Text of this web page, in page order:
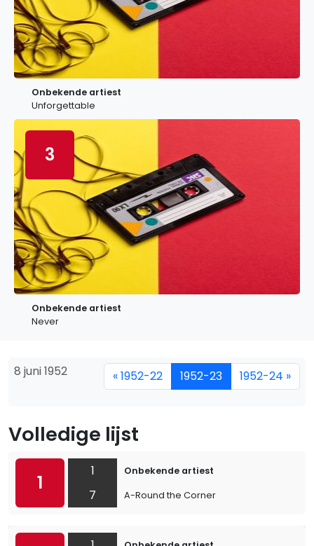
Onbekende artiest
Unforgettable
3
Onbekende artiest
Never
8 juni 1952 « 1952-22 1952-23 1952-24 »
Volledige lijst
1
1
7
Onbekende artiest
A-Round the Corner